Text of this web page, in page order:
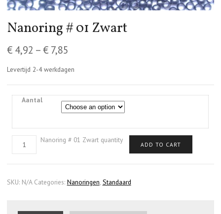
Nanoring # 01 Zwart
€4,92 –€7,85
Levertijd 2-4 werkdagen
Aantal
Nanoring # 01 Zwart quantity
ADD TO CART
SKU: N/A Categories: Nanoringen, Standaard